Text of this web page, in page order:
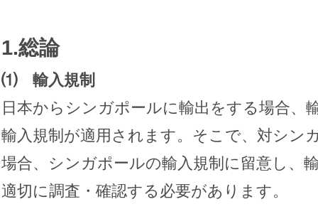
1.総論
⑴ 輸入規制
日本からシンガポールに輸出をする場合、
輸入規制が適用されます。そこで、対シン
場合、シンガポールの輸入規制に留意し、
適切に調査・確認する必要があります。